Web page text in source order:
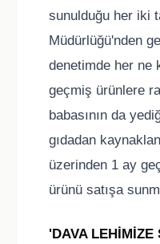
sunulduğu her iki
Müdürlüğü'nden
denetimde her ne
geçmiş ürünlere
babasının da
gıdadan
üzerinden 1 ay
ürünü satışa
'DAVA LEHİMİZE